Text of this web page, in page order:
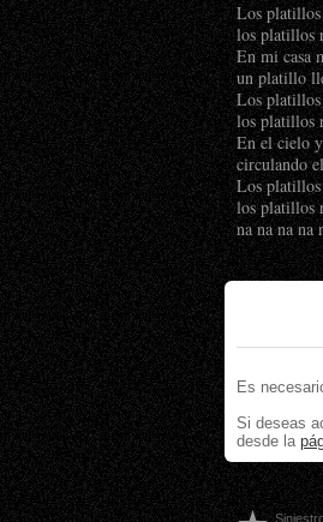
Los
los platillos
En mi casa
un platillo
Los
los platillos
En el cielo
circulando
Los
los platillos
na na na na
Es
Si deseas
desde la